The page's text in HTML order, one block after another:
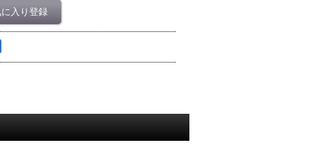
入り登録